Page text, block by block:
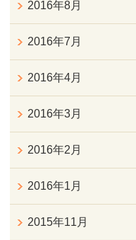
2016年8月
2016年7月
2016年4月
2016年3月
2016年2月
2016年1月
2015年11月